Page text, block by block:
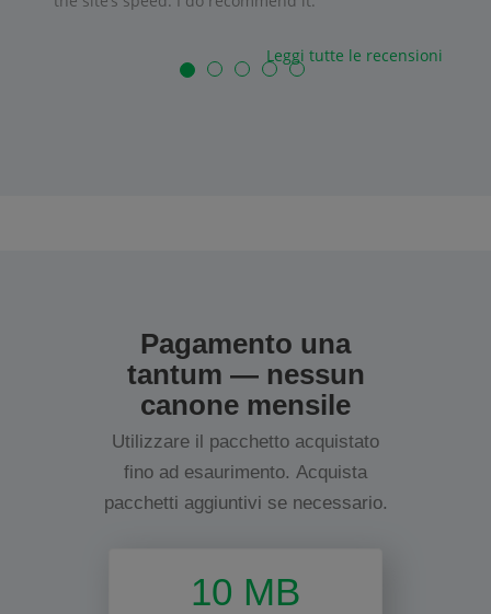
Leggi tutte le recensioni
Pagamento una
tantum — nessun
canone mensile
Utilizzare il pacchetto acquistato
fino ad esaurimento. Acquista
pacchetti aggiuntivi se necessario.
10 MB